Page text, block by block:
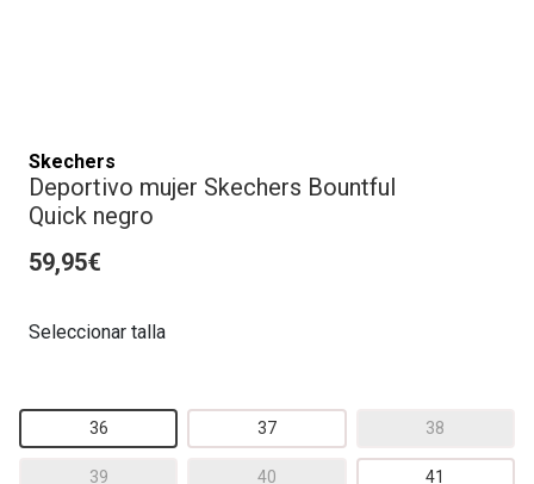
Skechers
Deportivo mujer Skechers Bountful
Quick negro
59,95€
Seleccionar talla
36 37 38
39 40 41